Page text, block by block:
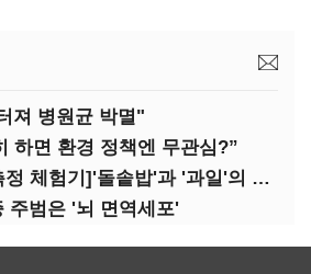
져 병원균 박멸"
하면 환경 정책엔 무관심?”
[나의 연속혈당측정 체험기]'돌솥밥'과 '과일'의 놀라운 배신
주범은 '뇌 면역세포'